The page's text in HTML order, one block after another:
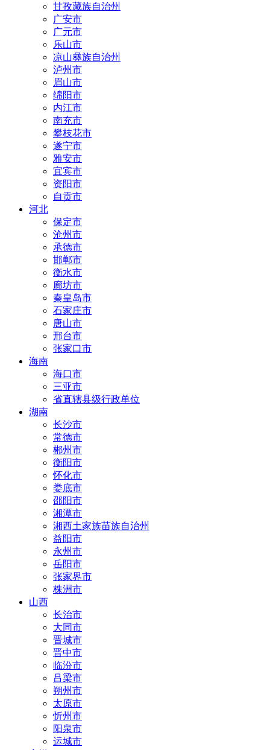
甘孜藏族自治州
广安市
广元市
乐山市
凉山彝族自治州
泸州市
眉山市
绵阳市
内江市
南充市
攀枝花市
遂宁市
雅安市
宜宾市
资阳市
自贡市
河北
保定市
沧州市
承德市
邯郸市
衡水市
廊坊市
秦皇岛市
石家庄市
唐山市
邢台市
张家口市
海南
海口市
三亚市
省直辖县级行政单位
湖南
长沙市
常德市
郴州市
衡阳市
怀化市
娄底市
邵阳市
湘潭市
湘西土家族苗族自治州
益阳市
永州市
岳阳市
张家界市
株洲市
山西
长治市
大同市
晋城市
晋中市
临汾市
吕梁市
朔州市
太原市
忻州市
阳泉市
运城市